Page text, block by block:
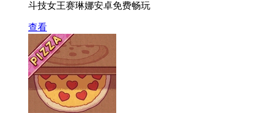
斗技女王赛琳娜安卓免费畅玩
查看